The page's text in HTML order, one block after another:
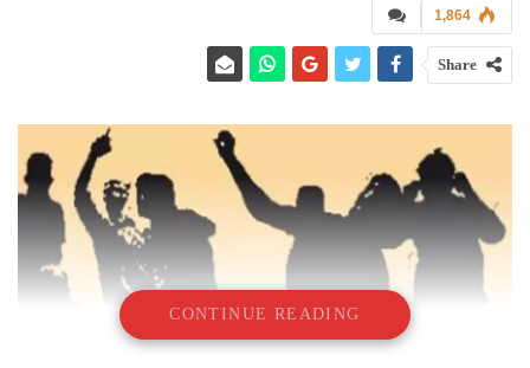
1,864
Share
CONTINUE READING